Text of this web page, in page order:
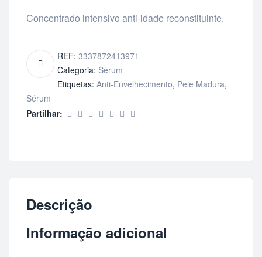
Concentrado intensivo anti-idade reconstituinte.
REF: 3337872413971
Categoria: Sérum
Etiquetas: Anti-Envelhecimento, Pele Madura,
Sérum
Partilhar:
Descrição
Informação adicional